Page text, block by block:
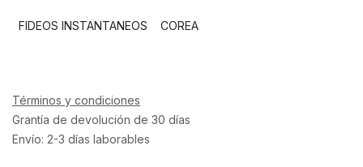
FIDEOS INSTANTANEOS COREA
Términos y condiciones
Grantía de devolución de 30 días
Envío: 2-3 días laborables